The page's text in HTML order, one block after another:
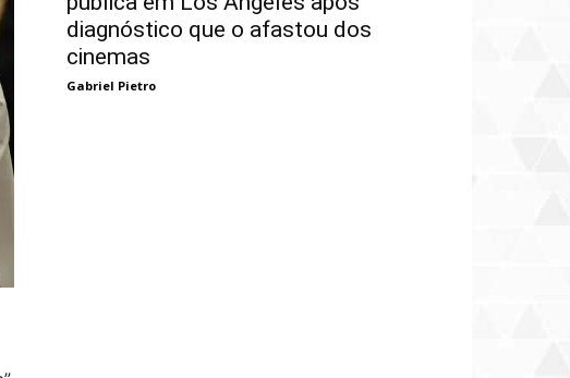
diagnóstico que o afastou dos
cinemas
Gabriel Pietro